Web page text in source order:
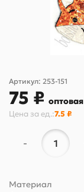
Артикул: 253-151
75 ₽ оптовая
Цена за ед.:7.5 ₽
-
Материал